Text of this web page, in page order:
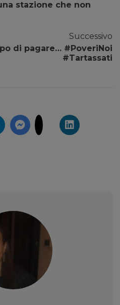
stazione che non
Successivo
di pagare… #PoveriNoi
#Tartassati